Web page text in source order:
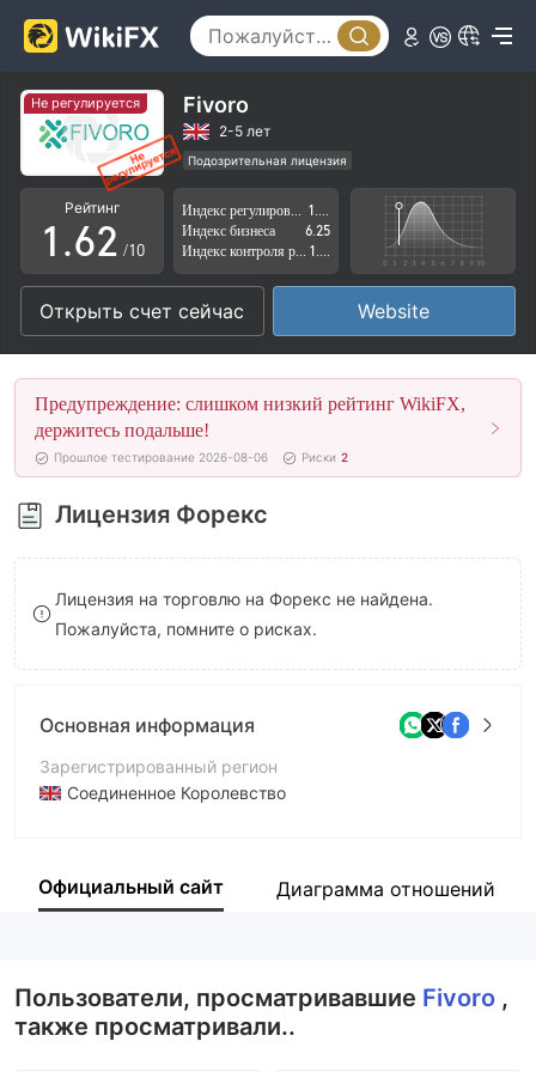
Не регулируется Fivoro
2-5 лет
Подозрительная лицензия
Регион деятельности подозрителен
Высокие потенциальные риски
Рейтинг
0
1
2
3
4
5
6
7
8
9
.
2
3
4
5
6
7
8
9
0
1
2
3
4
5
6
7
8
9
/10
Индекс бизнеса
6.25
Открыть счет сейчас Website
Предупреждение: слишком низкий рейтинг WikiFX,
держитесь подальше!
Прошлое тестирование 2026-08-06 Риски 2
Лицензия Форекс
Лицензия на торговлю на Форекс не найдена.
Пожалуйста, помните о рисках.
Основная информация
Зарегистрированный регион
Соединенное Королевство
Компания
Официальный сайт Диаграмма отношений
Пользователи, просматривавшие Fivoro ,
также просматривали..